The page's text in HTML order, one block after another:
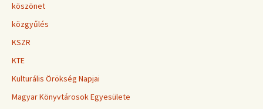
köszönet
közgyűlés
KSZR
KTE
Kulturális Örökség Napjai
Magyar Könyvtárosok Egyesülete